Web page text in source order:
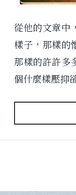
從他的文章中
樣子，那樣的
那樣的許許多
個什麼樣壓抑